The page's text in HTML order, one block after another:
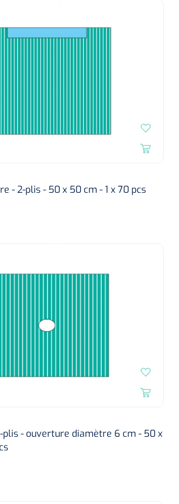
- 2-plis - 50 x 50 cm - 1 x 70 pcs
plis - ouverture diamètre 6 cm - 50 x